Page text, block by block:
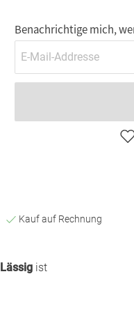
Benachrichtige mich,
Kauf auf Rechnung
Lässig ist